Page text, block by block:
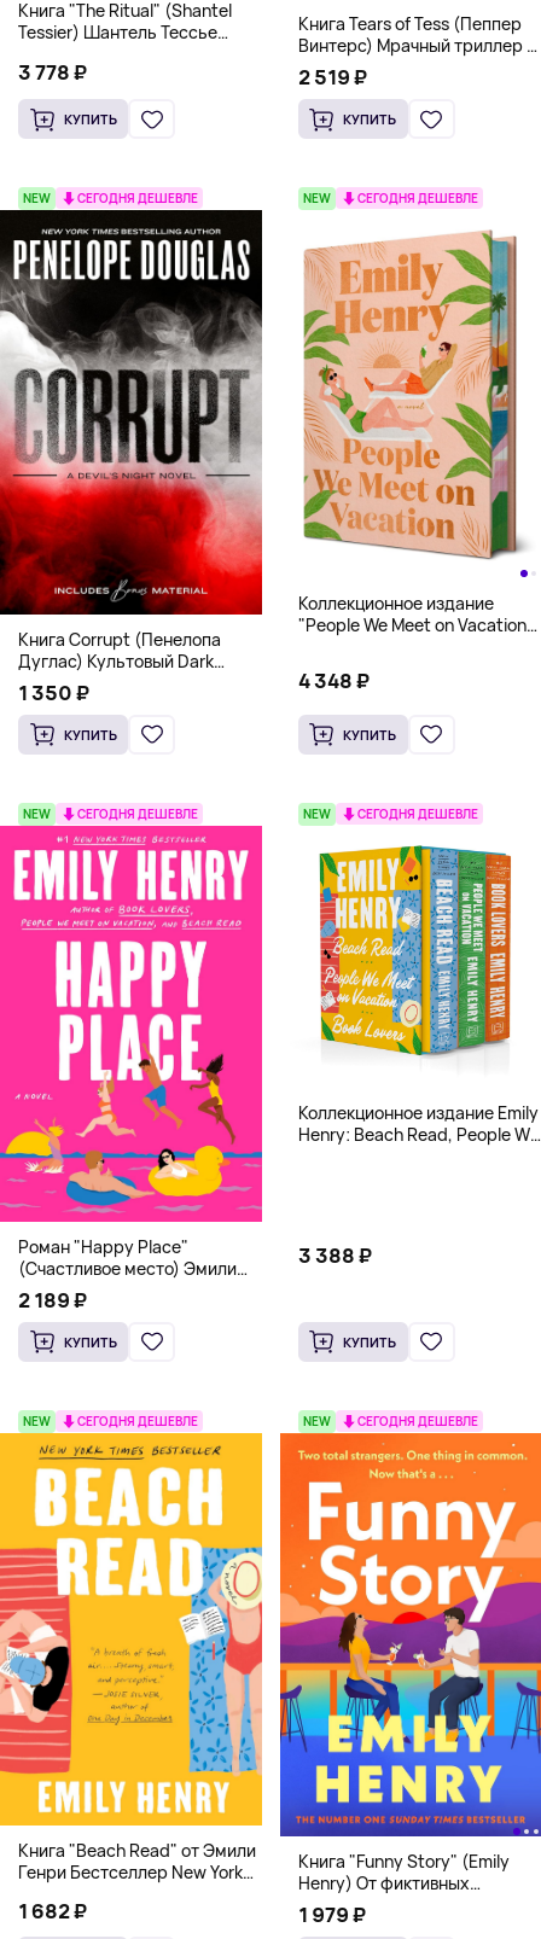
Книга "The Ritual" (Shantel
Tessier) Шантель Тессье
романс бестселлер (18+)
3 778 ₽
КУПИТЬ
Книга Tears of Tess (Пеппер
Винтерс) Мрачный триллер о
выживании и страсти (18+)
2 519 ₽
КУПИТЬ
NEW СЕГОДНЯ ДЕШЕВЛЕ
Книга Corrupt (Пенелопа
Дуглас) Культовый Dark
Romance бестселлер (18+)
1 350 ₽
КУПИТЬ
NEW СЕГОДНЯ ДЕШЕВЛЕ
Коллекционное издание
"People We Meet on Vacation"
Hardcover
4 348 ₽
КУПИТЬ
NEW СЕГОДНЯ ДЕШЕВЛЕ
Роман "Happy Place"
(Счастливое место) Эмили
Генри | Твердый переплет
2 189 ₽
КУПИТЬ
NEW СЕГОДНЯ ДЕШЕВЛЕ
Коллекционное издание Emily
Henry: Beach Read, People We
3 388 ₽
КУПИТЬ
NEW СЕГОДНЯ ДЕШЕВЛЕ
Книга "Beach Read" от Эмили
Генри Бестселлер New York
1 682 ₽
NEW СЕГОДНЯ ДЕШЕВЛЕ
Книга "Funny Story" (Emily
Henry) От фиктивных
свиданий к реальной любви
1 979 ₽